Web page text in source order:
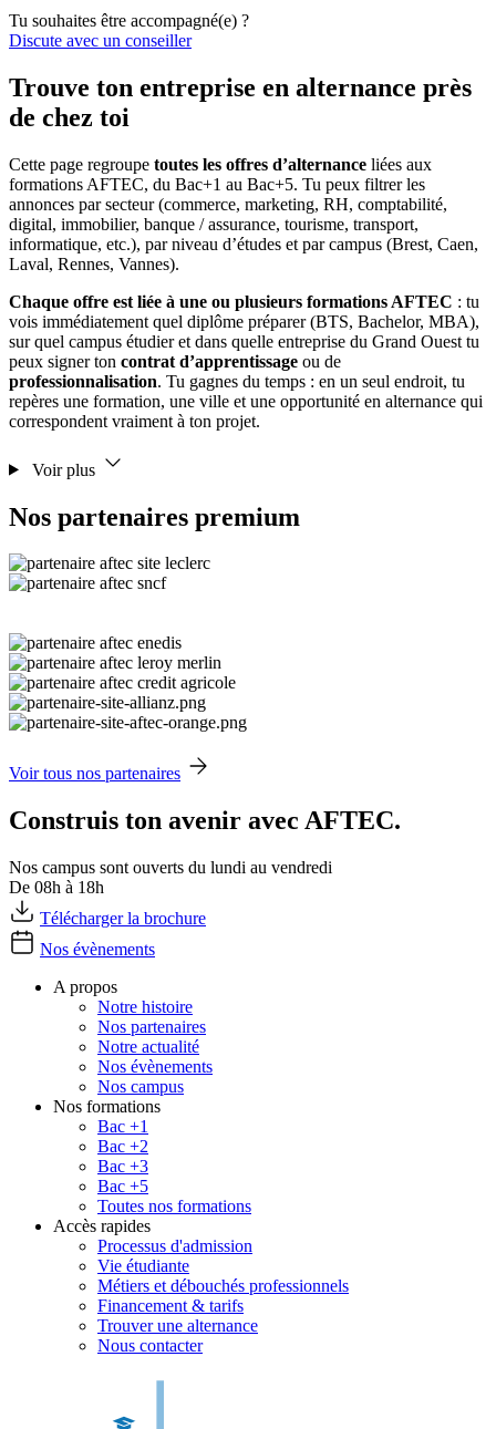
Tu souhaites être accompagné(e) ?
Discute avec un conseiller
Trouve ton entreprise en alternance près
de chez toi
Cette page regroupe toutes les offres d’alternance liées aux
formations AFTEC, du Bac+1 au Bac+5. Tu peux filtrer les
annonces par secteur (commerce, marketing, RH, comptabilité,
digital, immobilier, banque / assurance, tourisme, transport,
informatique, etc.), par niveau d’études et par campus (Brest, Caen,
Laval, Rennes, Vannes).
Chaque offre est liée à une ou plusieurs formations AFTEC : tu
vois immédiatement quel diplôme préparer (BTS, Bachelor, MBA),
sur quel campus étudier et dans quelle entreprise du Grand Ouest tu
peux signer ton contrat d’apprentissage ou de
professionnalisation. Tu gagnes du temps : en un seul endroit, tu
repères une formation, une ville et une opportunité en alternance qui
correspondent vraiment à ton projet.
Voir plus
Nos partenaires premium
Voir tous nos partenaires
Construis ton avenir avec AFTEC.
Nos campus sont ouverts du lundi au vendredi
De 08h à 18h
Télécharger la brochure
Nos évènements
A propos
Notre histoire
Nos partenaires
Notre actualité
Nos évènements
Nos campus
Nos formations
Bac +1
Bac +2
Bac +3
Bac +5
Toutes nos formations
Accès rapides
Processus d'admission
Vie étudiante
Métiers et débouchés professionnels
Financement & tarifs
Trouver une alternance
Nous contacter